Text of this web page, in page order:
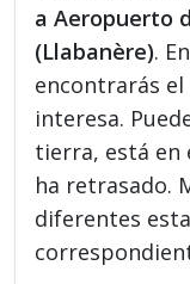
a Aeropuerto
(Llabanère).
encontrarás
interesa.
tierra, está en
ha retrasado.
diferentes